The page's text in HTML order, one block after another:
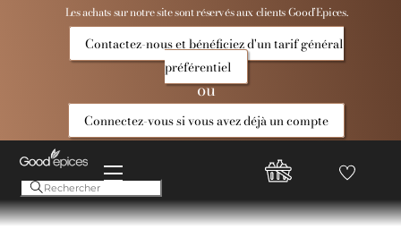
Les achats sur notre site sont réservés aux clients Good’Epices.
Contactez-nous et bénéficiez d'un tarif général
préférentiel
ou
Connectez-vous si vous avez déjà un compte
Menu
Compte
Good
Favoris